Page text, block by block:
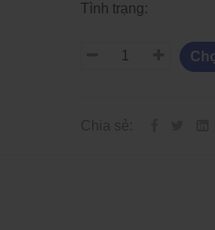
Tình trạng: